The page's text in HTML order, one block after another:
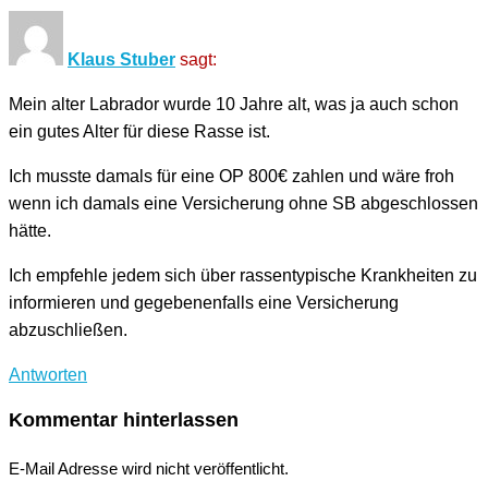
Klaus Stuber sagt:
Mein alter Labrador wurde 10 Jahre alt, was ja auch schon
ein gutes Alter für diese Rasse ist.
Ich musste damals für eine OP 800€ zahlen und wäre froh
wenn ich damals eine Versicherung ohne SB abgeschlossen
hätte.
Ich empfehle jedem sich über rassentypische Krankheiten zu
informieren und gegebenenfalls eine Versicherung
abzuschließen.
Antworten
Kommentar hinterlassen
E-Mail Adresse wird nicht veröffentlicht.